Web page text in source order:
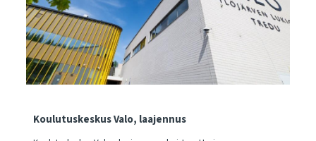
Koulutuskeskus Valo, laajennus